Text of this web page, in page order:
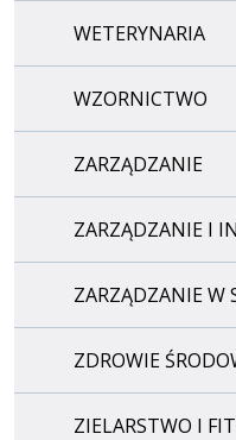
WETERYNARIA
WZORNICTWO
ZARZĄDZANIE
ZARZĄDZANIE I
ZARZĄDZANIE W
ZDROWIE
ZIELARSTWO I